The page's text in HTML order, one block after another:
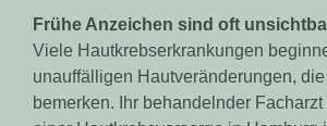
Frühe Anzeichen sind oft
Viele Hautkrebserkrankungen
unauffälligen Hautveränderungen,
bemerken. Ihr behandelnder